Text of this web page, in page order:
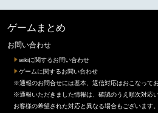
ゲームまとめ
お問い合わせ
wikiに関するお問い合わせ
ゲームに関するお問い合わせ
※通報のお問合せには基本、返信対応はおこなってお
※通報いただきました情報は、確認のうえ順次対応
お客様の希望された対応と異なる場合もございます